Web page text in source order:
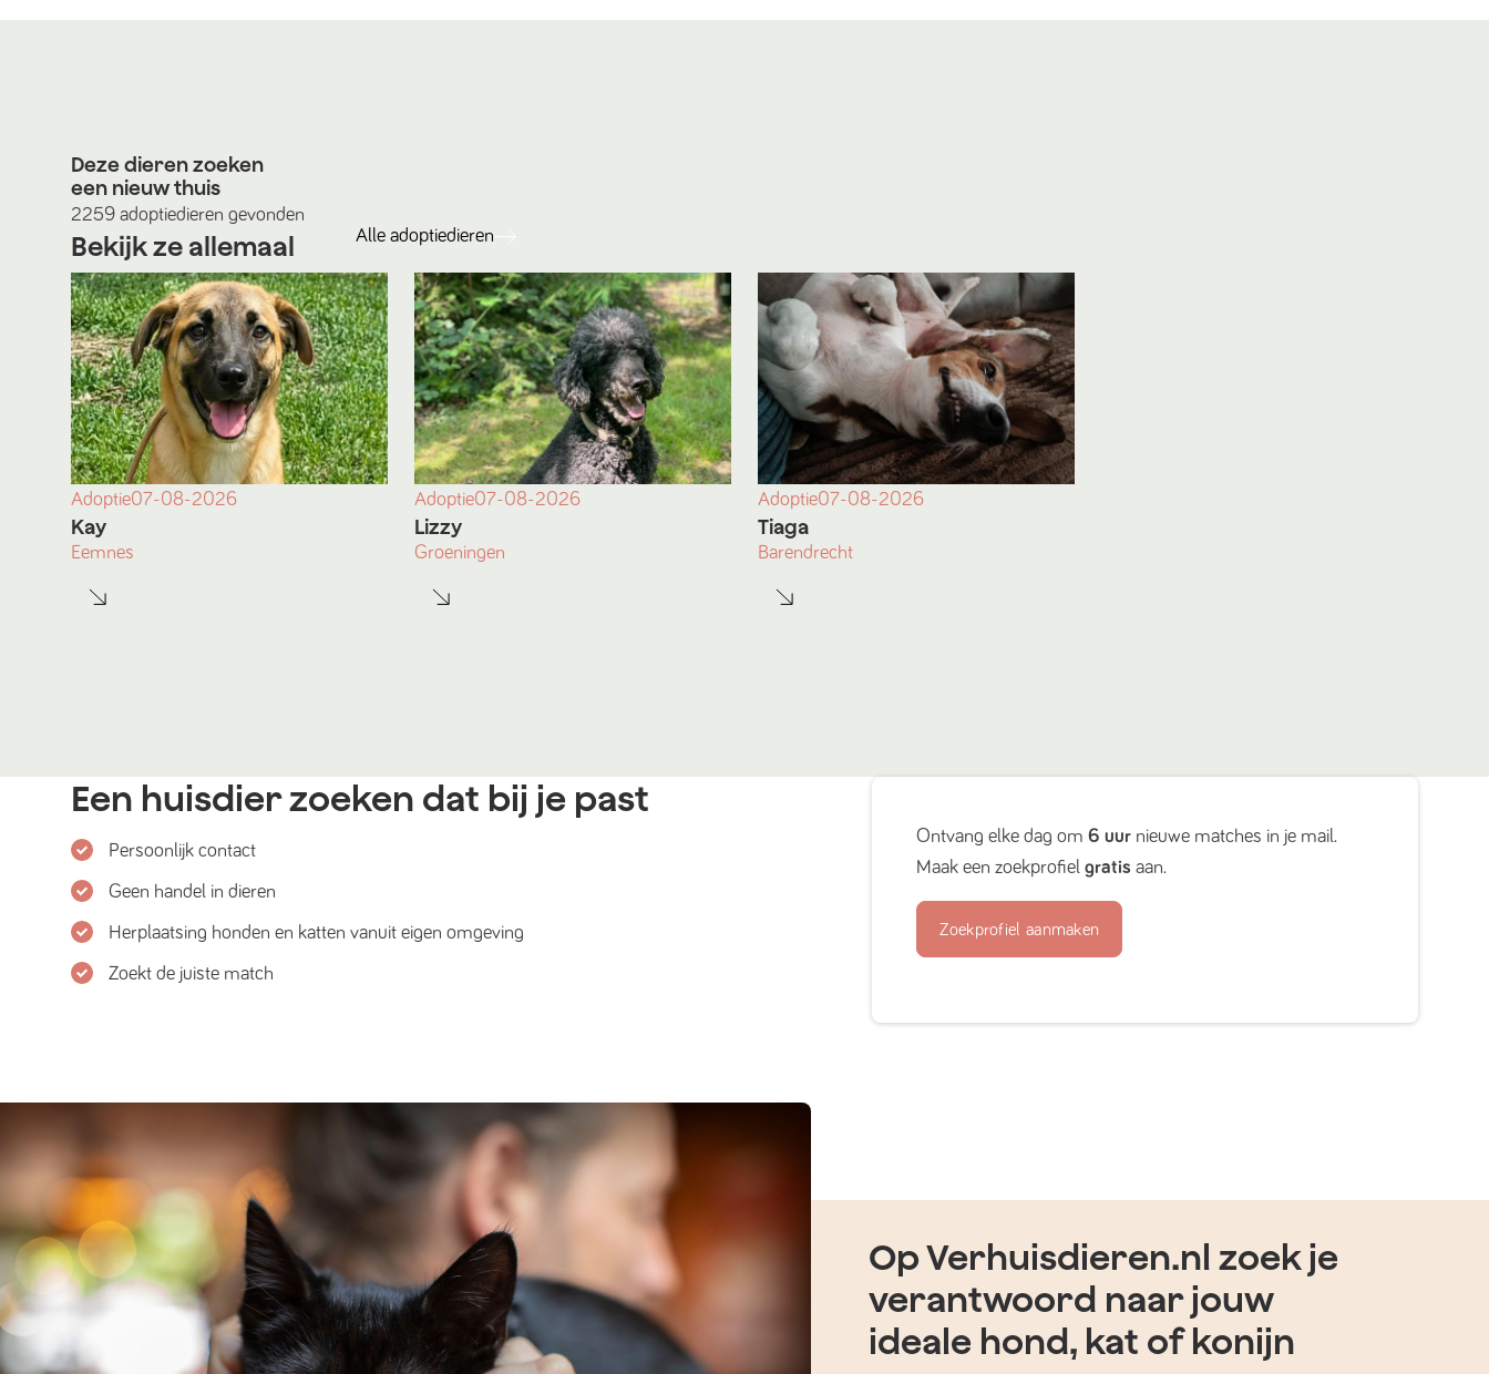
Deze dieren zoeken
een nieuw thuis
2259 adoptiedieren gevonden
Bekijk ze allemaal Alle adoptiedieren
Adoptie07-08-2026
Kay
Eemnes
Adoptie07-08-2026
Lizzy
Groeningen
Adoptie07-08-2026
Tiaga
Barendrecht
Een huisdier zoeken dat bij je past
Persoonlijk contact
Geen handel in dieren
Herplaatsing honden en katten vanuit eigen omgeving
Zoekt de juiste match
Ontvang elke dag om6 uur nieuwe matches in je mail.
Maak een zoekprofielgratis aan.
Zoekprofiel aanmaken
Op Verhuisdieren.nl zoek je
verantwoord naar jouw
ideale hond, kat of konijn